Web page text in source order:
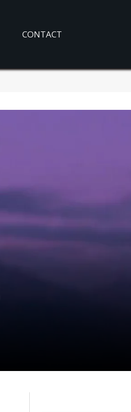
CONTACT